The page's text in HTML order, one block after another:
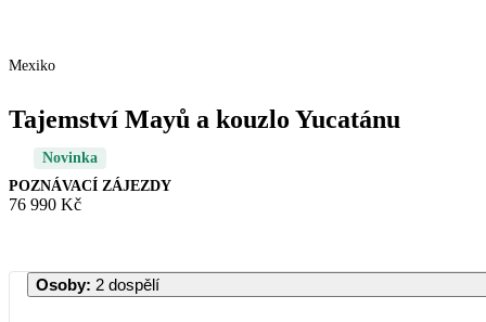
Mexiko
Tajemství Mayů a kouzlo Yucatánu
Novinka
POZNÁVACÍ ZÁJEZDY
76 990 Kč
Osoby: 2 dospělí